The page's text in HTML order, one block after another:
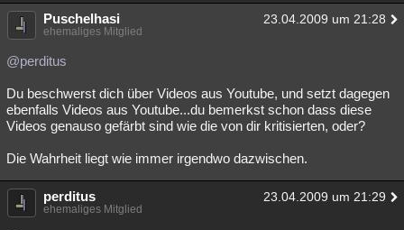
Puschelhasi 23.04.2009 um 21:28
ehemaliges Mitglied
@perditus
Du beschwerst dich über Videos aus Youtube, und setzt dagegen
ebenfalls Videos aus Youtube...du bemerkst schon dass diese
Videos genauso gefärbt sind wie die von dir kritisierten, oder?
Die Wahrheit liegt wie immer irgendwo dazwischen.
perditus 23.04.2009 um 21:29
ehemaliges Mitglied